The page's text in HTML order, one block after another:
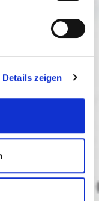
Details zeigen